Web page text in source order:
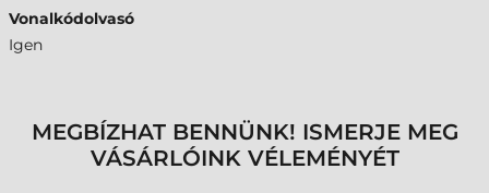
Vonalkódolvasó
Igen
MEGBÍZHAT BENNÜNK! ISMERJE MEG
VÁSÁRLÓINK VÉLEMÉNYÉT